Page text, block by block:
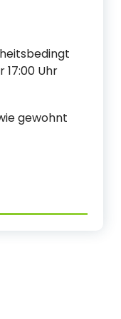
Uhr
gewohnt